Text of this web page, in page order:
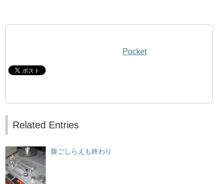
Pocket
Related Entries
腹ごしらえも終わり